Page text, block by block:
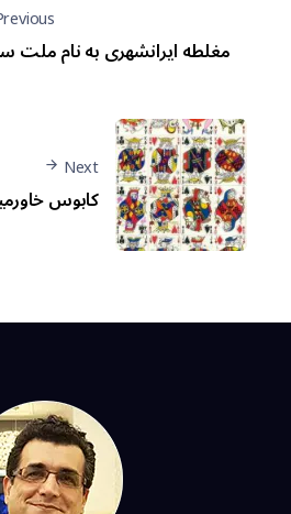
مغلطه ایرانشهری به نام ملت
Next
کابوس